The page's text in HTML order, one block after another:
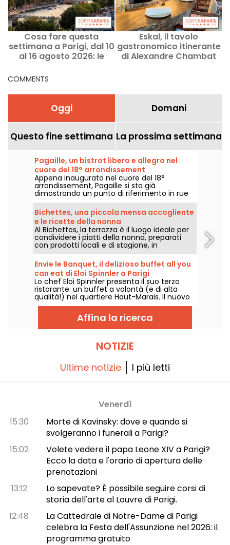
Cosa fare questa
settimana a Parigi, dal 10
al 16 agosto 2026: le
Eskal, il tavolo
gastronomico itinerante
di Alexandre Chambat
COMMENTS
Oggi Domani
Questo fine settimana La prossima settimana
Pagaille, un bistrot libero e allegro nel
cuore del 18° arrondissement
Appena inaugurato nel cuore del 18°
arrondissement, Pagaille si sta già
dimostrando un punto di riferimento in rue
Ramey, con i suoi piatti bistronomici allegri e
liberi.
Bichettes, una piccola mensa accogliente
e le ricette della nonna
Al Bichettes, la terrazza è il luogo ideale per
condividere i piatti della nonna, preparati
con prodotti locali e di stagione, in
un'atmosfera ultra-conviviale. Cibo
semplice e confortante!
Envie le Banquet, il delizioso buffet all you
can eat di Eloi Spinnler a Parigi
Lo chef Eloi Spinnler presenta il suo terzo
ristorante: un buffet a volontà (e di alta
qualità!) nel quartiere Haut-Marais. Il nuovo
ristorante, chiamato Envie le Banquet,
unisce buon gusto, prezzi interessanti e
diversità. Qualcosa per tutti i gusti!
Affina la ricerca
NOTIZIE
Ultime notizie I più letti
Venerdì
15:30
Morte di Kavinsky: dove e quando si
svolgeranno i funerali a Parigi?
15:02
Volete vedere il papa Leone XIV a Parigi?
Ecco la data e l'orario di apertura delle
prenotazioni
13:12
Lo sapevate? È possibile seguire corsi di
storia dell'arte al Louvre di Parigi.
12:48
La Cattedrale di Notre-Dame di Parigi
celebra la Festa dell'Assunzione nel 2026: il
programma gratuito